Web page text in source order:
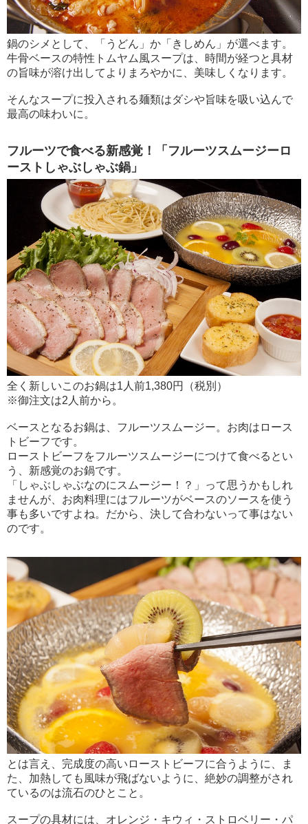
鍋のシメとして、「うどん」か「きしめん」が選べます。
牛骨ベースの特性トムヤム風スープは、時間が経つと具材
の旨味が溶け出してよりまろやかに、美味しくなります。
そんなスープに投入される麺類はダシや旨味を吸い込んで
最高の味わいに。
フルーツで食べる新感覚！「フルーツスムージーロ
ーストしゃぶしゃぶ鍋」
全く新しいこのお鍋は1人前1,380円（税別）
※御注文は2人前から。
ベースとなるお鍋は、フルーツスムージー。お肉はロース
トビーフです。
ローストビーフをフルーツスムージーにつけて食べるとい
う、新感覚のお鍋です。
「しゃぶしゃぶなのにスムージー！？」って思うかもしれ
ませんが、お肉料理にはフルーツがベースのソースを使う
事も多いですよね。だから、決して合わないって事はない
のです。
とは言え、完成度の高いローストビーフに合うように、ま
た、加熱しても風味が飛ばないように、絶妙の調整がされ
ているのは流石のひとこと。
スープの具材には、オレンジ・キウィ・ストロベリー・パ